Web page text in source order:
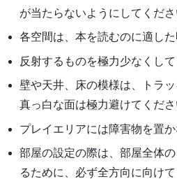
が当たらないようにしてくださ
各空間は、本を読むのに適した
反射するものを極力少なくして
壁や天井、床の模様は、トラッ
真っ白な面は極力避けてくださ
プレイエリアには障害物を置か
部屋の設定の際は、部屋全体
るために、必ず全方向に向けて